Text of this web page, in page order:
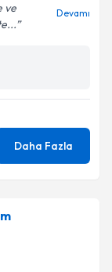
ve
Devamı
Daha Fazla